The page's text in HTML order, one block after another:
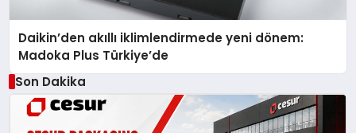
Daikin’den akıllı iklimlendirmede yeni dönem:
Madoka Plus Türkiye’de
Son Dakika